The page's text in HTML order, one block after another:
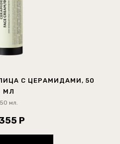
С ЦЕРАМИДАМИ, 50
МЛ
50 мл.
Р